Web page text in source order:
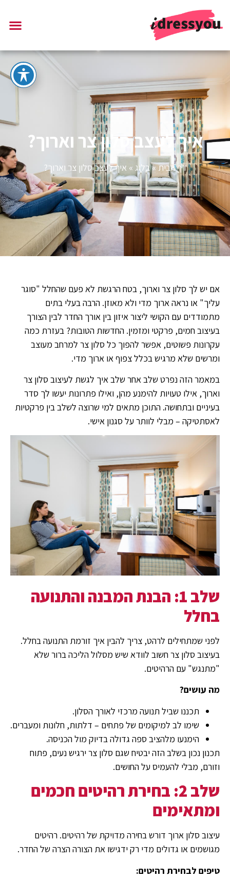
איך לעצב סלון צר וארוך?
דף הבית»בלוג » איך לעצב סלון צר וארוך?
אם יש לך סלון צר וארוך, בטח הרגשת לא פעם שהחלל "סוגר
עליך" או נראה ארוך מדי ולא מאוזן. הרבה בעלי בתים
מתמודדים עם הקושי ליצור איזון בין אורך החדר לבין הצורך
בעיצוב חמים, פרקטי ומזמין. החדשות הטובות? בעזרת כמה
עקרונות פשוטים, אפשר להפוך כל סלון צר למרחב מעוצב
ומרשים שלא מרגיש בכלל צפוף או ארוך מדי.
במאמר הזה נפרט שלב אחר שלב איך לגשת לעיצוב סלון צר
וארוך, אילו טעויות להימנע מהן, ואילו פתרונות יעשו לך סדר
בעיניים ובתחושה. התוכן מתאים למי שרוצה לשלב בין פרקטיות
לאסתטיקה – מבלי לוותר על סגנון אישי.
שלב 1: הבנת המבנה והתנועה
בחלל
לפני שמתחילים לרהט, צריך להבין איך זורמת התנועה בחלל.
בעיצוב סלון צר חשוב לוודא שיש מסלול הליכה ברור שלא
"מתנגש" עם הרהיטים.
מה עושים?
תכננו שביל תנועה מרכזי לאורך הסלון.
שימו לב למיקומים של פתחים – דלתות, חלונות ומעברים.
הימנעו מלהציב ספה גדולה בדיוק מול הכניסה.
תכנון נכון בשלב הזה יבטיח שגם סלון צר ירגיש נעים, פתוח
וזורם, מבלי להעמיס על החושים.
שלב 2: בחירת רהיטים חכמים
ומתאימים
עיצוב סלון ארוך דורש בחירה מדויקת של רהיטים. רהיטים
מגושמים או גדולים מדי רק ידגישו את הצורה הצרה של החדר.
טיפים לבחירת רהיטים: